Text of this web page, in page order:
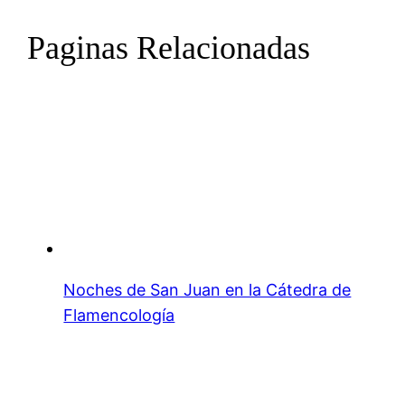
Paginas Relacionadas
Noches de San Juan en la Cátedra de
Flamencología